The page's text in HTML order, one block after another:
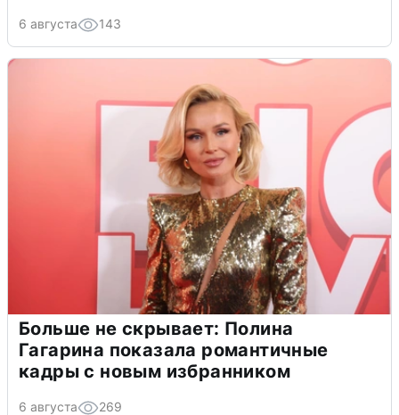
6 августа 143
Больше не скрывает: Полина
Гагарина показала романтичные
кадры с новым избранником
6 августа 269